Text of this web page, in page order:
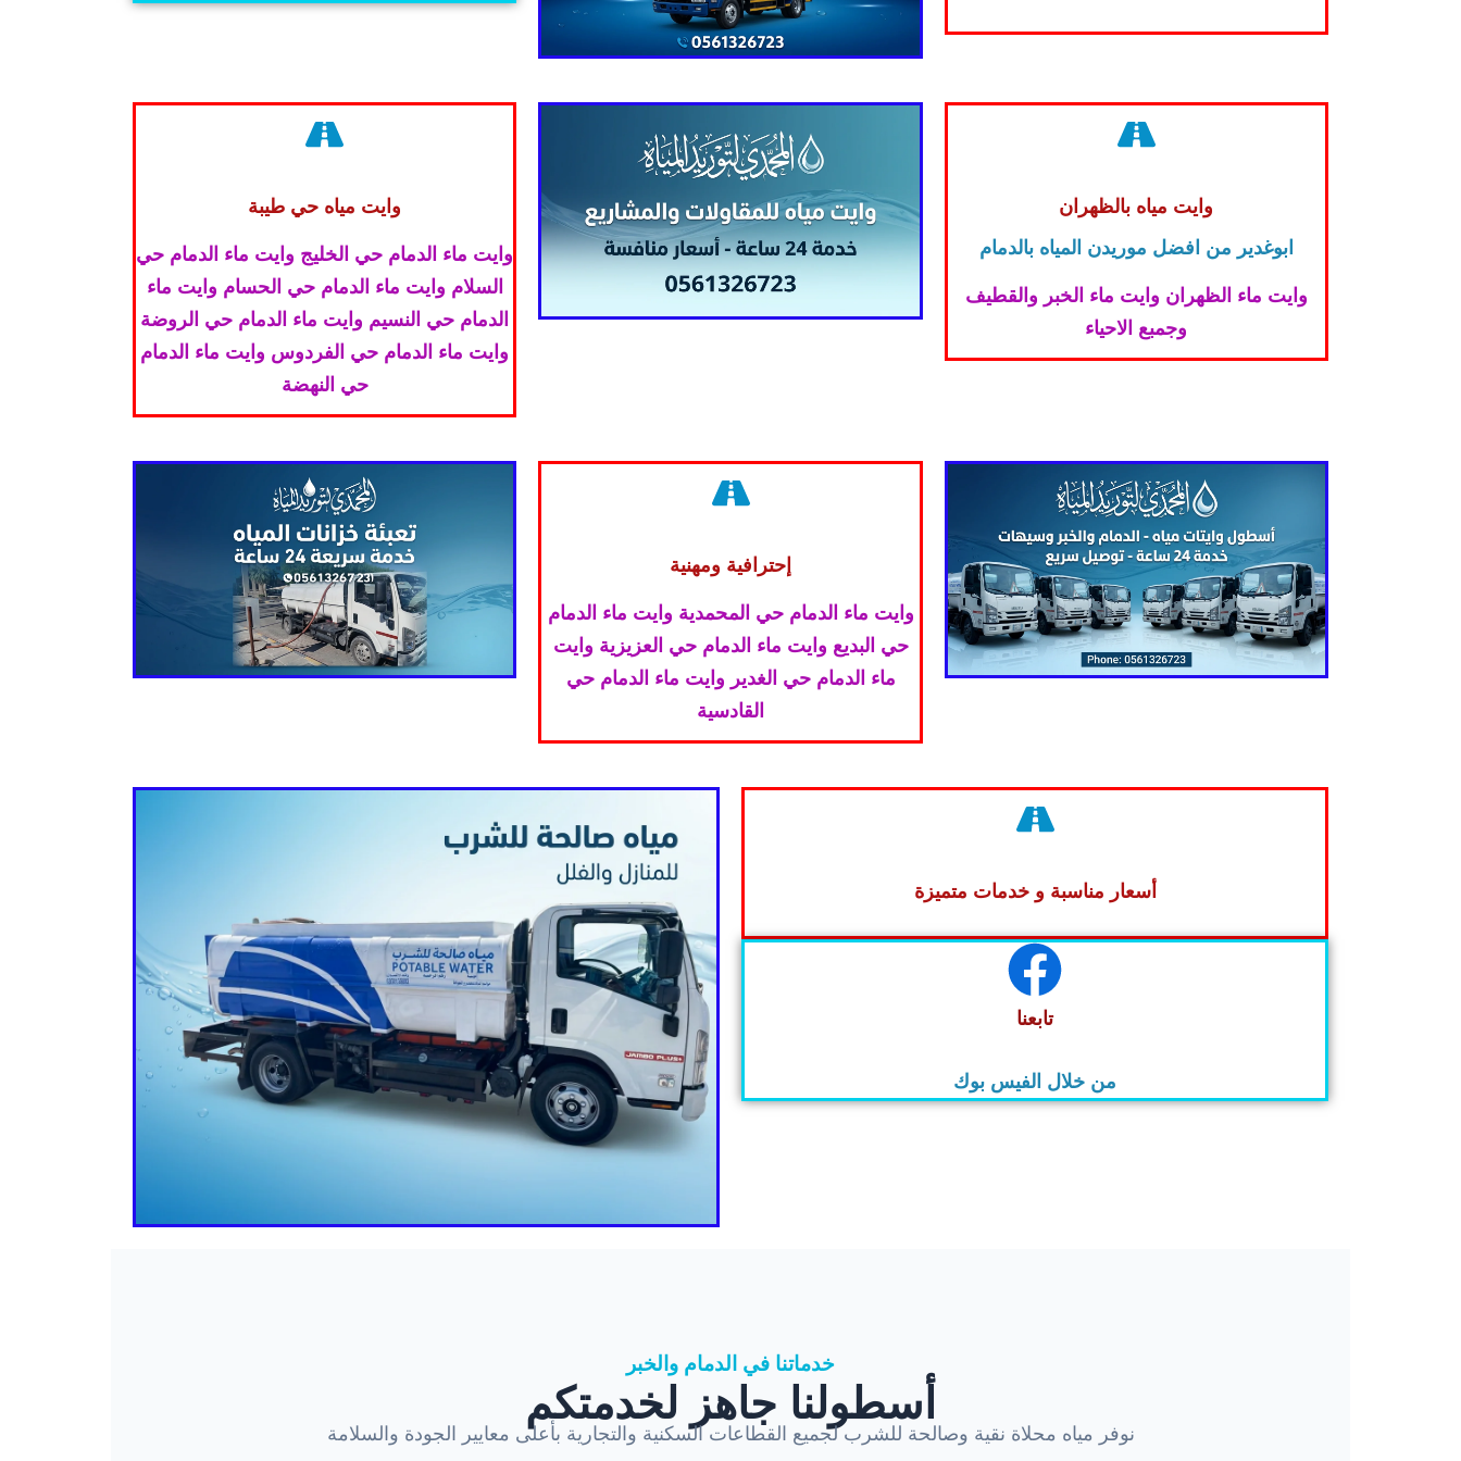
وايت مياه بالظهران
ابوغدير من افضل موريدن المياه بالدمام
وايت ماء الظهران وايت ماء الخبر والقطيف
وجمبع الاحياء
وايت مياه حي طيبة
وايت ماء الدمام حي الخليج وايت ماء الدمام حي
السلام وايت ماء الدمام حي الحسام وايت ماء
الدمام حي النسيم وايت ماء الدمام حي الروضة
وايت ماء الدمام حي الفردوس وايت ماء الدمام
حي النهضة
إحترافية ومهنية
وايت ماء الدمام حي المحمدية وايت ماء الدمام
حي البديع وايت ماء الدمام حي العزيزية وايت
ماء الدمام حي الغدير وايت ماء الدمام حي
القادسية
أسعار مناسبة و خدمات متميزة
تابعنا
من خلال الفيس بوك
خدماتنا في الدمام والخبر
أسطولنا جاهز لخدمتكم
نوفر مياه محلاة نقية وصالحة للشرب لجميع القطاعات السكنية والتجارية بأعلى معايير الجودة والسلامة